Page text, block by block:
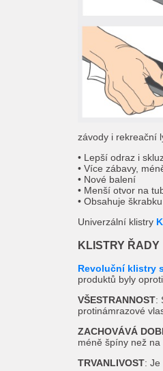
závody i rekreační
• Lepší odraz i
• Více zábavy,
• Nové balení
• Menší otvor na
• Obsahuje škrabku
Univerzální klistry
KLISTRY ŘADY
Revoluční klistry
produktů byly
VŠESTRANNOST:
protinámrazové
ZACHOVÁVÁ
méně špíny než
TRVANLIVOST: Je